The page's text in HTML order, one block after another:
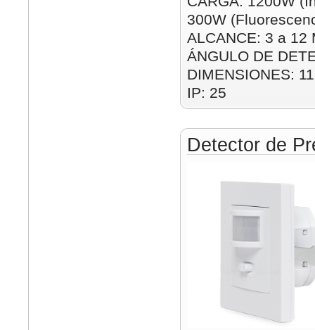
300W
ALCANCE: 3 a 12
ÁNGULO DE
DIMENSIONES:
IP: 25
Detector de